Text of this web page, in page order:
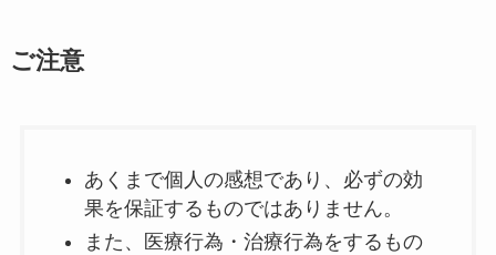
ご注意
あくまで個人の感想であり、必ずの効
果を保証するものではありません。
また、医療行為・治療行為をするもの